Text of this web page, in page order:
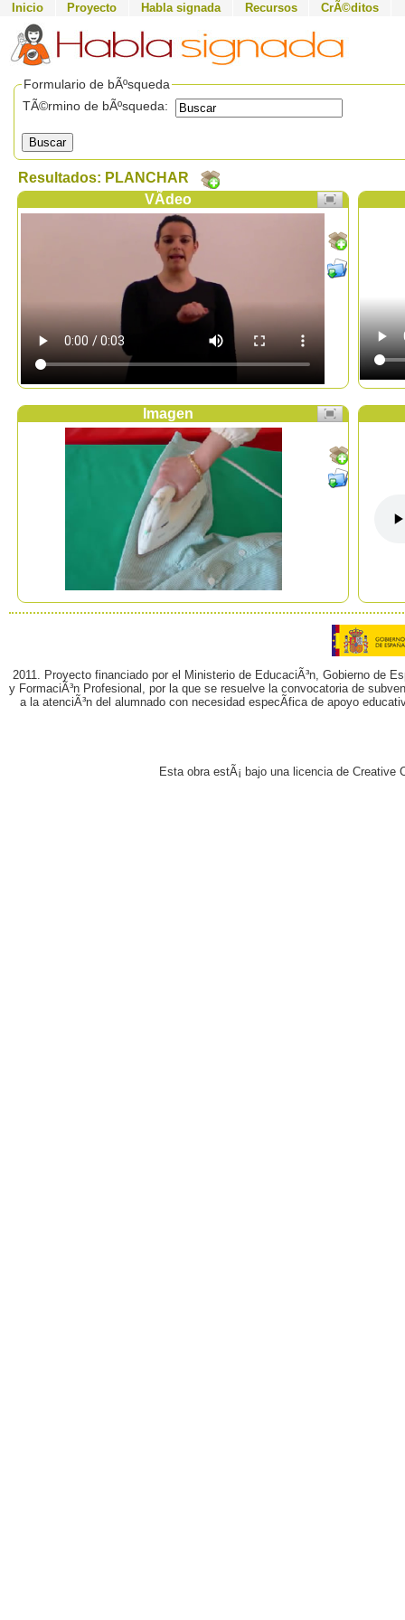
Inicio Proyecto Habla signada Recursos CrÃ©ditos
Formulario de bÃºsqueda
TÃ©rmino de bÃºsqueda:
Buscar
Resultados: PLANCHAR
VÃ­deo
Imagen
2011. Proyecto financiado por el Ministerio de EducaciÃ³n, Gobierno de
y FormaciÃ³n Profesional, por la que se resuelve la convocatoria de
a la atenciÃ³n del alumnado con necesidad especÃ­fica de apoyo
Esta obra estÃ¡ bajo una licencia de Creative